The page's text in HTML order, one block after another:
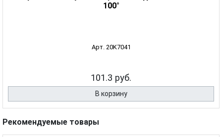
100°
Арт. 20K7041
101.3 руб.
В корзину
Рекомендуемые товары